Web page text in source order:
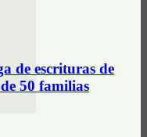
de escrituras de
50 familias